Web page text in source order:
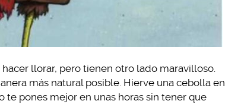
llorar, pero tienen otro lado maravilloso.
más natural posible. Hierve una cebolla en
pones mejor en unas horas sin tener que